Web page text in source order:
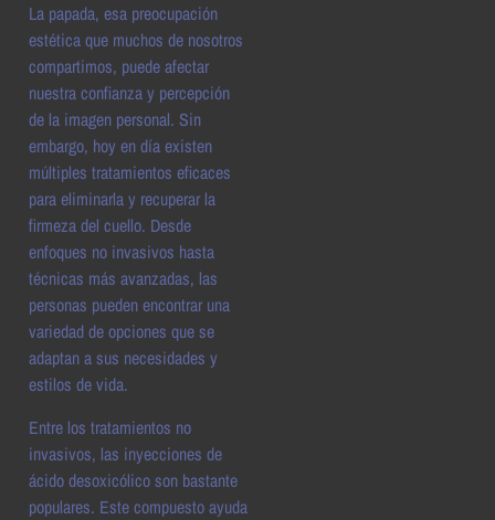
La papada, esa preocupación
estética que muchos de nosotros
compartimos, puede afectar
nuestra confianza y percepción
de la imagen personal. Sin
embargo, hoy en día existen
múltiples tratamientos eficaces
para eliminarla y recuperar la
firmeza del cuello. Desde
enfoques no invasivos hasta
técnicas más avanzadas, las
personas pueden encontrar una
variedad de opciones que se
adaptan a sus necesidades y
estilos de vida.
Entre los tratamientos no
invasivos, las inyecciones de
ácido desoxicólico son bastante
populares. Este compuesto ayuda